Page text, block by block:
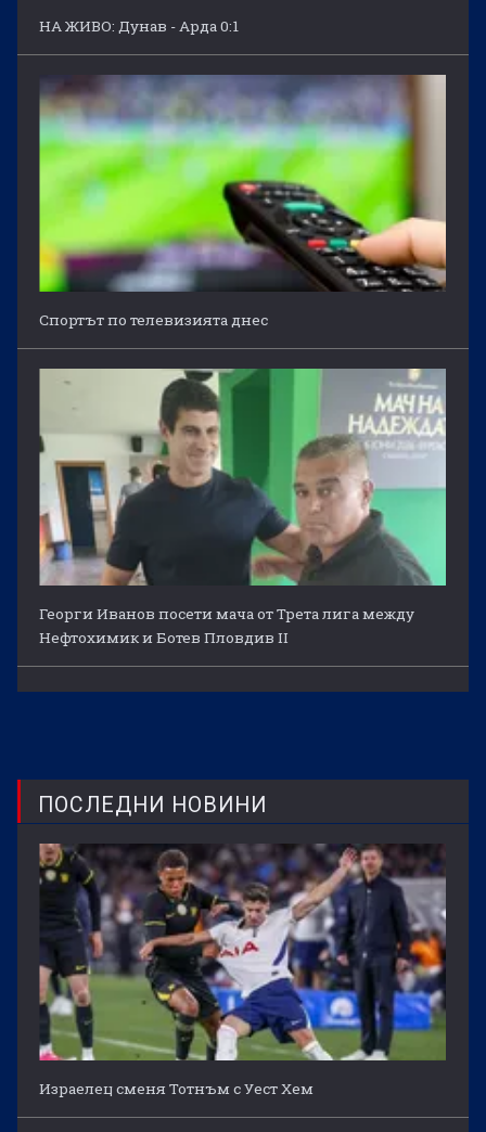
НА ЖИВО: Дунав - Арда 0:1
Спортът по телевизията днес
Георги Иванов посети мача от Трета лига между
Нефтохимик и Ботев Пловдив II
ПОСЛЕДНИ НОВИНИ
Израелец сменя Тотнъм с Уест Хем